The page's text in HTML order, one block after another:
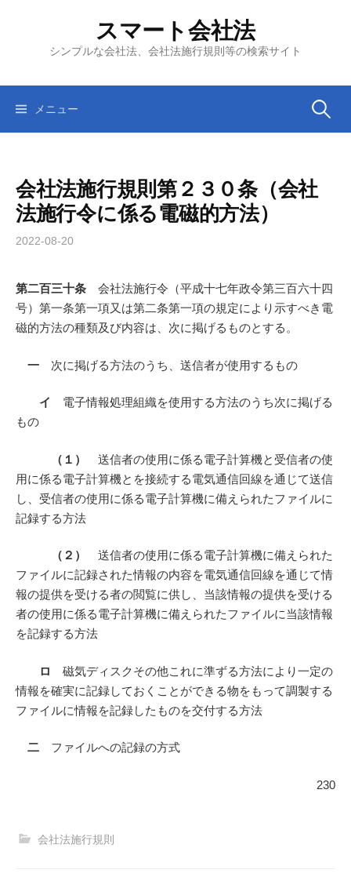
ツ
スマート会社法
シンプルな会社法、会社法施行規則等の検索サイト
メニュー 検
会社法施行規則第２３０条（会社
法施行令に係る電磁的方法）
2022-08-20
第二百三十条 会社法施行令（平成十七年政令第三百六十四
号）第一条第一項又は第二条第一項の規定により示すべき電
磁的方法の種類及び内容は、次に掲げるものとする。
一 次に掲げる方法のうち、送信者が使用するもの
イ
電子情報処理組織を使用する方法のうち次に掲げる
もの
（１）
送信者の使用に係る電子計算機と受信者の使
用に係る電子計算機とを接続する電気通信回線を通じて送信
し、受信者の使用に係る電子計算機に備えられたファイルに
記録する方法
（２）
送信者の使用に係る電子計算機に備えられた
ファイルに記録された情報の内容を電気通信回線を通じて情
報の提供を受ける者の閲覧に供し、当該情報の提供を受ける
者の使用に係る電子計算機に備えられたファイルに当該情報
を記録する方法
ロ
磁気ディスクその他これに準ずる方法により一定の
情報を確実に記録しておくことができる物をもって調製する
ファイルに情報を記録したものを交付する方法
二 ファイルへの記録の方式
230
会社法施行規則